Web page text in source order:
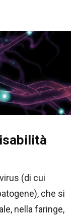
(di cui
che si
nella faringe,